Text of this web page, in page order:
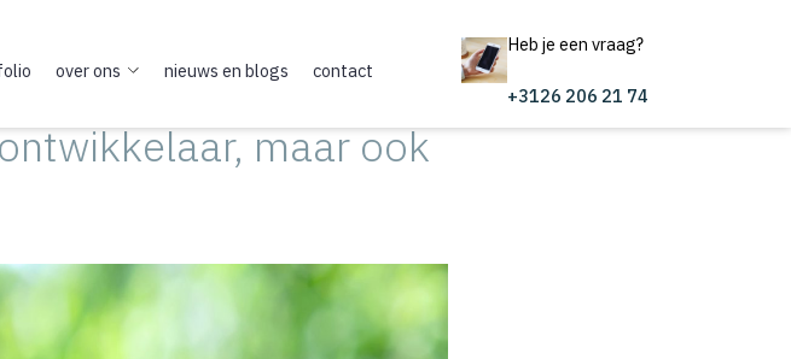
over ons nieuws en blogs contact
Heb je een vraag?
+3126 206 21 74
maar ook